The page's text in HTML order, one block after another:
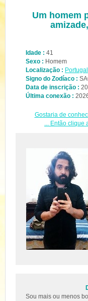
Um homem
Idade : 41
Sexo : Homem
Localização : Portugal
Signo do Zodíaco :
Data de inscrição :
Última conexão :
Gostaria de
... Então clique
Sou mais ou menos